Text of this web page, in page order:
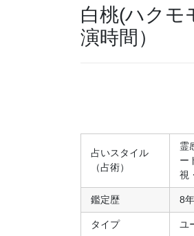
白桃(ハクモ
演時間）
占いスタイル
（占術）
霊
ー
視
鑑定歴 8
タイプ ユ